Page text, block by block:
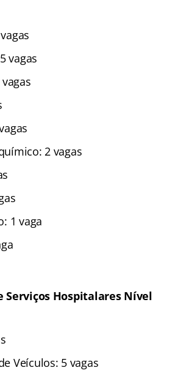
vagas
2 vagas
1 vaga
Serviços Hospitalares Nível
Veículos: 5 vagas